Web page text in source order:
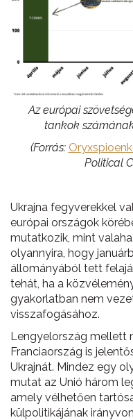
Az európai
tankok
(Forrás:
Political
Ukrajna fegyverekkel
európai országok
mutatkozik, mint
olyannyira, hogy
állományából tett
tehát, ha a
gyakorlatban nem
visszafogásához.
Lengyelország mellett
Franciaország is
Ukrajnát. Mindez egy
mutat az Unió három
amely vélhetően
külpolitikájának